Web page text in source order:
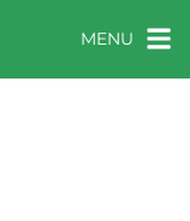
MENU